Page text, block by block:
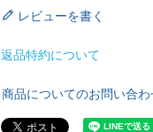
レビューを書く
返品特約について
商品についてのお問い合わ